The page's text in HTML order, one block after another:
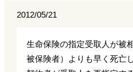
2012/05/21
生命保険の指定受取人が被
被保険者）よりも早く死亡